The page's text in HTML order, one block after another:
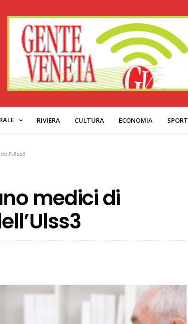
RIVIERA CULTURA ECONOMIA SPORT
medici di